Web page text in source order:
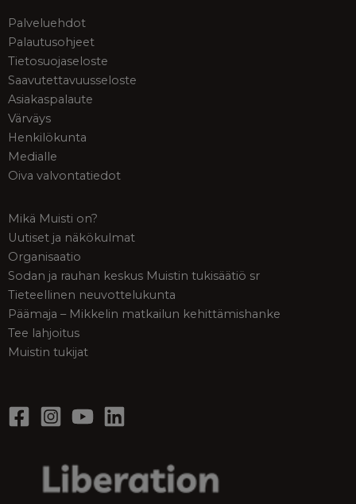
Palveluehdot
Palautusohjeet
Tietosuojaseloste
Saavutettavuusseloste
Asiakaspalaute
Värväys
Henkilökunta
Medialle
Oiva valvontatiedot
Mikä Muisti on?
Uutiset ja näkökulmat
Organisaatio
Sodan ja rauhan keskus Muistin tukisäätiö sr
Tieteellinen neuvottelukunta
Päämaja – Mikkelin matkailun kehittämishanke
Tee lahjoitus
Muistin tukijat